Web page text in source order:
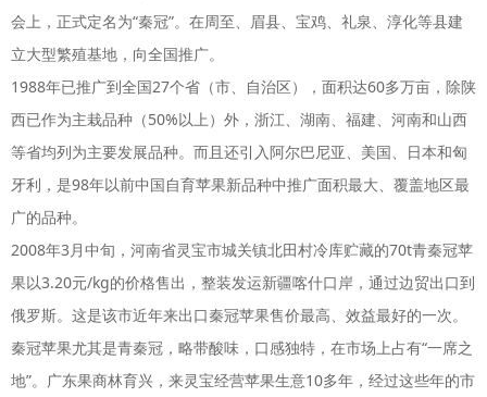
会上，正式定名为“秦冠”。在周至、眉县、宝鸡、礼泉、淳化等县建
立大型繁殖基地，向全国推广。
1988年已推广到全国27个省（市、自治区），面积达60多万亩，除陕
西已作为主栽品种（50%以上）外，浙江、湖南、福建、河南和山西
等省均列为主要发展品种。而且还引入阿尔巴尼亚、美国、日本和匈
牙利，是98年以前中国自育苹果新品种中推广面积最大、覆盖地区最
广的品种。
2008年3月中旬，河南省灵宝市城关镇北田村冷库贮藏的70t青秦冠苹
果以3.20元/kg的价格售出，整装发运新疆喀什口岸，通过边贸出口到
俄罗斯。这是该市近年来出口秦冠苹果售价最高、效益最好的一次。
秦冠苹果尤其是青秦冠，略带酸味，口感独特，在市场上占有“一席之
地”。广东果商林育兴，来灵宝经营苹果生意10多年，经过这些年的市